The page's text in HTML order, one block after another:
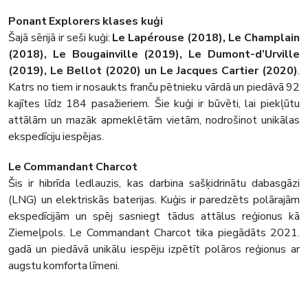
Ponant Explorers klases kuģi
Šajā sērijā ir seši kuģi: Le Lapérouse (2018), Le Champlain
(2018), Le Bougainville (2019), Le Dumont-d’Urville
(2019), Le Bellot (2020) un Le Jacques Cartier (2020).
Katrs no tiem ir nosaukts franču pētnieku vārdā un piedāvā 92
kajītes līdz 184 pasažieriem. Šie kuģi ir būvēti, lai piekļūtu
attālām un mazāk apmeklētām vietām, nodrošinot unikālas
ekspedīciju iespējas.
Le Commandant Charcot
Šis ir hibrīda ledlauzis, kas darbina sašķidrinātu dabasgāzi
(LNG) un elektriskās baterijas. Kuģis ir paredzēts polārajām
ekspedīcijām un spēj sasniegt tādus attālus reģionus kā
Ziemeļpols. Le Commandant Charcot tika piegādāts 2021.
gadā un piedāvā unikālu iespēju izpētīt polāros reģionus ar
augstu komforta līmeni.